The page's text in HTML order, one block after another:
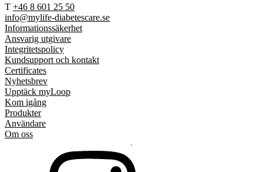
T +46 8 601 25 50
info@mylife-diabetescare.se
Informationssäkerhet
Ansvarig utgivare
Integritetspolicy
Kundsupport och kontakt
Certificates
Nyhetsbrev
Upptäck myLoop
Kom igång
Produkter
Användare
Om oss